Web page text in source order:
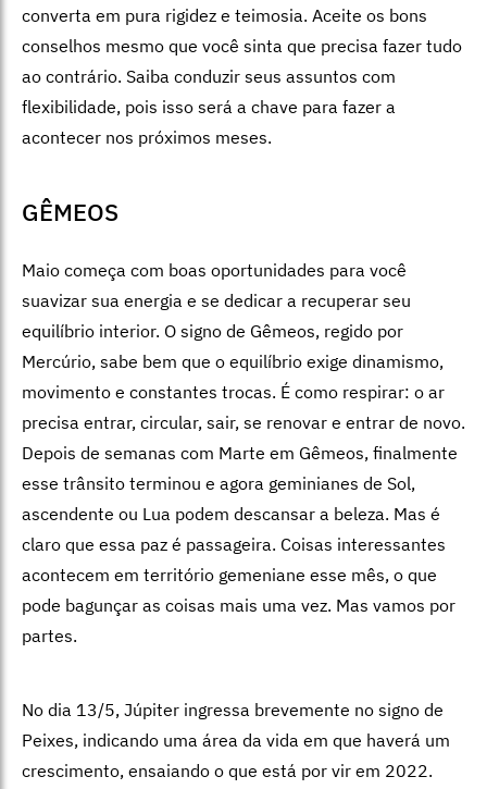
converta em pura rigidez e teimosia. Aceite os bons
conselhos mesmo que você sinta que precisa fazer tudo
ao contrário. Saiba conduzir seus assuntos com
flexibilidade, pois isso será a chave para fazer a
acontecer nos próximos meses.
GÊMEOS
Maio começa com boas oportunidades para você
suavizar sua energia e se dedicar a recuperar seu
equilíbrio interior. O signo de Gêmeos, regido por
Mercúrio, sabe bem que o equilíbrio exige dinamismo,
movimento e constantes trocas. É como respirar: o ar
precisa entrar, circular, sair, se renovar e entrar de novo.
Depois de semanas com Marte em Gêmeos, finalmente
esse trânsito terminou e agora geminianes de Sol,
ascendente ou Lua podem descansar a beleza. Mas é
claro que essa paz é passageira. Coisas interessantes
acontecem em território gemeniane esse mês, o que
pode bagunçar as coisas mais uma vez. Mas vamos por
partes.
No dia 13/5, Júpiter ingressa brevemente no signo de
Peixes, indicando uma área da vida em que haverá um
crescimento, ensaiando o que está por vir em 2022.